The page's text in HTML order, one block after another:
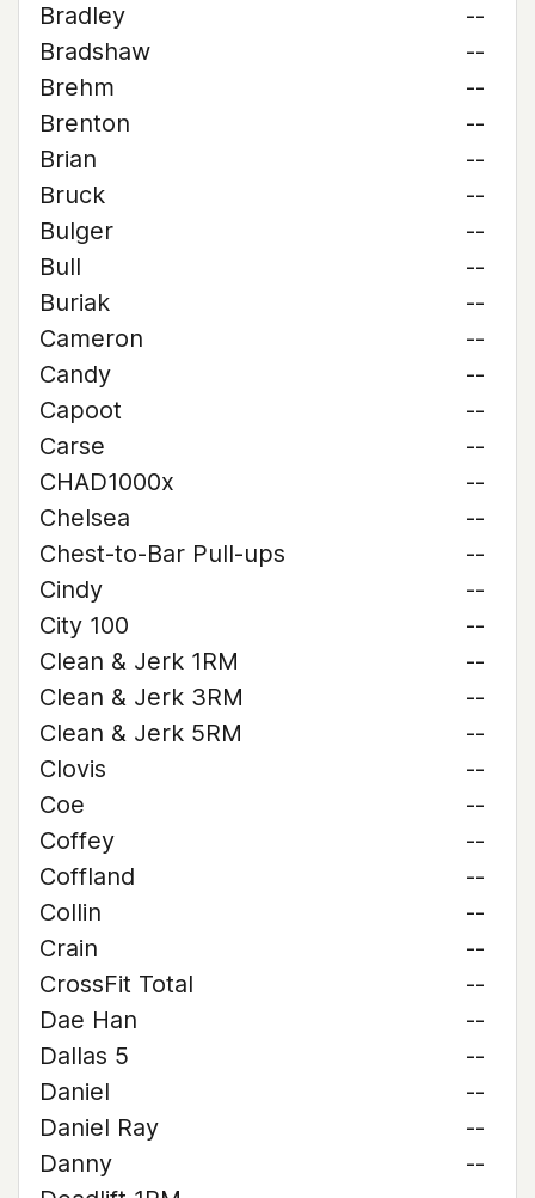
Bradley
--
Bradshaw
--
Brehm
--
Brenton
--
Brian
--
Bruck
--
Bulger
--
Bull
--
Buriak
--
Cameron
--
Candy
--
Capoot
--
Carse
--
CHAD1000x
--
Chelsea
--
Chest-to-Bar Pull-ups
--
Cindy
--
City 100
--
Clean & Jerk 1RM
--
Clean & Jerk 3RM
--
Clean & Jerk 5RM
--
Clovis
--
Coe
--
Coffey
--
Coffland
--
Collin
--
Crain
--
CrossFit Total
--
Dae Han
--
Dallas 5
--
Daniel
--
Daniel Ray
--
Danny
--